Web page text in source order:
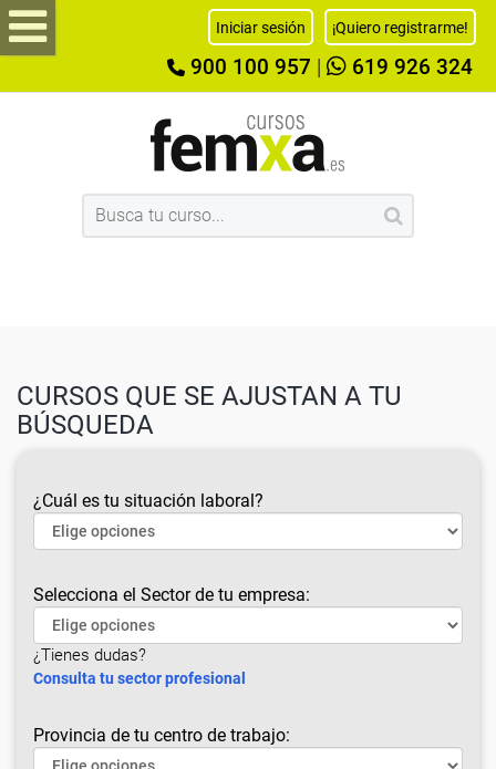
Iniciar sesión ¡Quiero registrarme!
900 100 957 619 926 324
CURSOS QUE SE AJUSTAN A TU
BÚSQUEDA
¿Cuál es tu situación laboral?
Selecciona el Sector de tu empresa:
¿Tienes dudas?
Consulta tu sector profesional
Provincia de tu centro de trabajo: